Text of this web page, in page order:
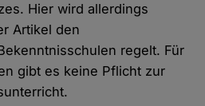
Hier wird allerdings
Artikel den
regelt. Für
gibt es keine Pflicht zur